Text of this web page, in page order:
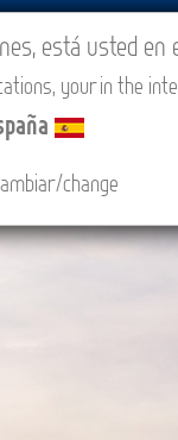
CONTACTO
está usted
your in the
change